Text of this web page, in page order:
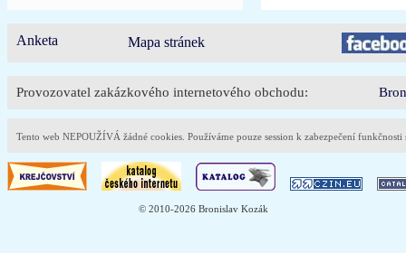
Anketa Mapa stránek
Provozovatel zakázkového internetového obchodu:
Tento web NEPOUŽÍVÁ žádné cookies. Používáme pouze session k zabezpečení
© 2010-2026 Bronislav Kozák